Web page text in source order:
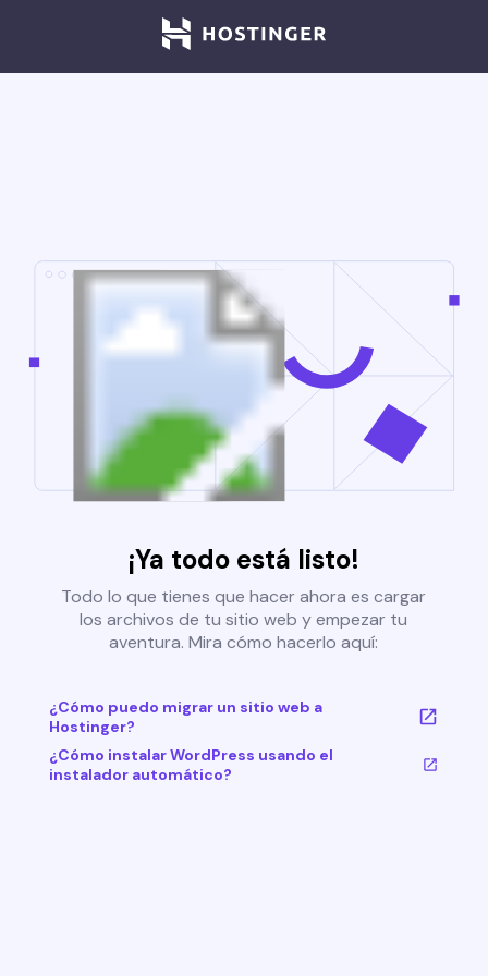
¡Ya todo está listo!
Todo lo que tienes que hacer ahora es cargar
los archivos de tu sitio web y empezar tu
aventura. Mira cómo hacerlo aquí:
¿Cómo puedo migrar un sitio web a
Hostinger?
¿Cómo instalar WordPress usando el
instalador automático?